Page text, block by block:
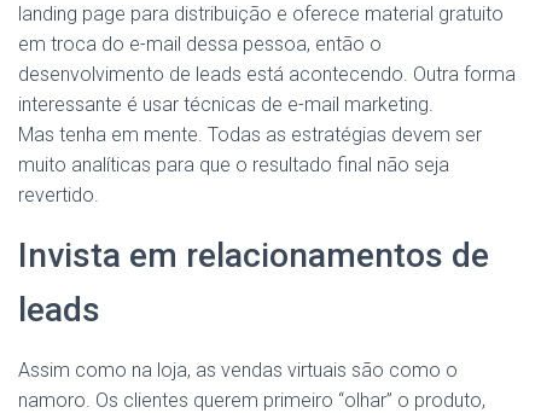
landing page para distribuição e oferece material gratuito
em troca do e-mail dessa pessoa, então o
desenvolvimento de leads está acontecendo. Outra forma
interessante é usar técnicas de e-mail marketing.
Mas tenha em mente. Todas as estratégias devem ser
muito analíticas para que o resultado final não seja
revertido.
Invista em relacionamentos de
leads
Assim como na loja, as vendas virtuais são como o
namoro. Os clientes querem primeiro “olhar” o produto,